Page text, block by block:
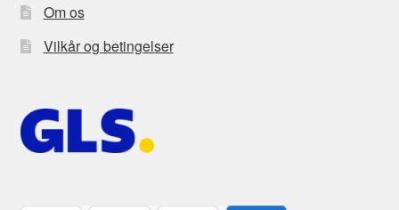
Om os
Vilkår og betingelser